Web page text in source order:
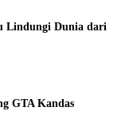
Lindungi Dunia dari
GTA Kandas